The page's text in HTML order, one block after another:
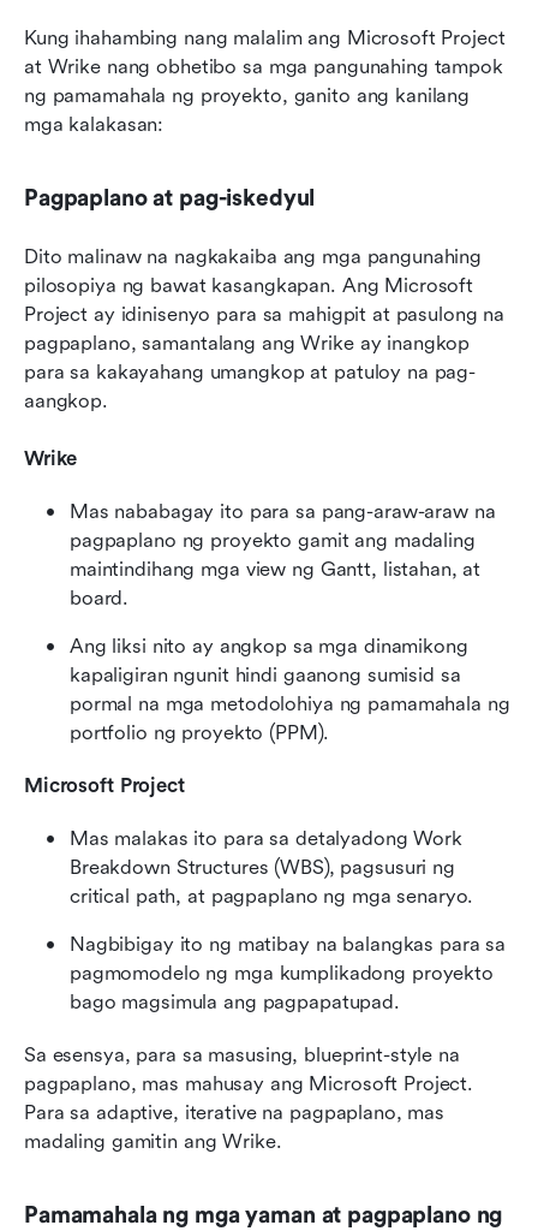
Kung ihahambing nang malalim ang Microsoft Project
at Wrike nang obhetibo sa mga pangunahing tampok
ng pamamahala ng proyekto, ganito ang kanilang
mga kalakasan:
Pagpaplano at pag-iskedyul
Dito malinaw na nagkakaiba ang mga pangunahing
pilosopiya ng bawat kasangkapan. Ang Microsoft
Project ay idinisenyo para sa mahigpit at pasulong na
pagpaplano, samantalang ang Wrike ay inangkop
para sa kakayahang umangkop at patuloy na pag-
aangkop.
Wrike
Mas nababagay ito para sa pang-araw-araw na
pagpaplano ng proyekto gamit ang madaling
maintindihang mga view ng Gantt, listahan, at
board.
Ang liksi nito ay angkop sa mga dinamikong
kapaligiran ngunit hindi gaanong sumisid sa
pormal na mga metodolohiya ng pamamahala ng
portfolio ng proyekto (PPM).
Microsoft Project
Mas malakas ito para sa detalyadong Work
Breakdown Structures (WBS), pagsusuri ng
critical path, at pagpaplano ng mga senaryo.
Nagbibigay ito ng matibay na balangkas para sa
pagmomodelo ng mga kumplikadong proyekto
bago magsimula ang pagpapatupad.
Sa esensya, para sa masusing, blueprint-style na
pagpaplano, mas mahusay ang Microsoft Project.
Para sa adaptive, iterative na pagpaplano, mas
madaling gamitin ang Wrike.
Pamamahala ng mga yaman at pagpaplano ng